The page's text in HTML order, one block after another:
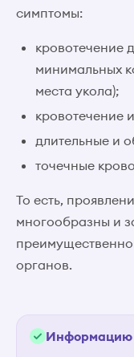
симптомы:
кровотечение
минимальных
места укола);
кровотечение
длительные и
точечные
То есть,
многообразны и
органов.
Информацию